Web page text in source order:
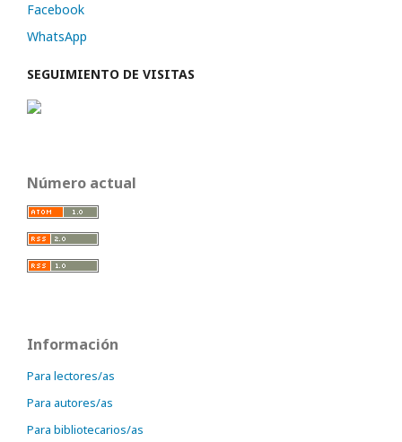
Facebook
WhatsApp
SEGUIMIENTO DE VISITAS
Número actual
Información
Para lectores/as
Para autores/as
Para bibliotecarios/as